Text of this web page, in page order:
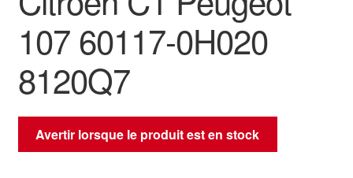
107 60117-0H020
8120Q7
Avertir lorsque le produit est en stock